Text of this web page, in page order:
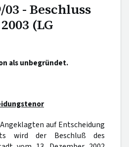
03 - Beschluss
(LG
als unbegründet.
auf Entscheidung
wird der Beschluß des